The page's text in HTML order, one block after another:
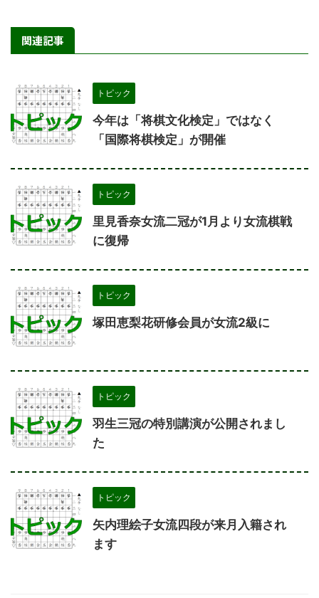
関連記事
トピック
今年は「将棋文化検定」ではなく
「国際将棋検定」が開催
トピック
里見香奈女流二冠が1月より女流棋戦
に復帰
トピック
塚田恵梨花研修会員が女流2級に
トピック
羽生三冠の特別講演が公開されまし
た
トピック
矢内理絵子女流四段が来月入籍され
ます